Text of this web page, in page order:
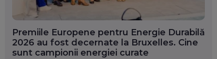
Premiile Europene pentru Energie Durabilă
2026 au fost decernate la Bruxelles. Cine
sunt campionii energiei curate